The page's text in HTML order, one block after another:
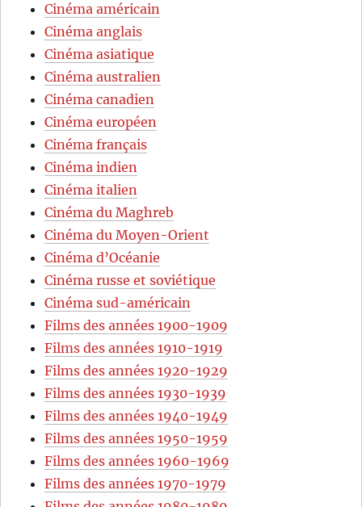
Cinéma américain
Cinéma anglais
Cinéma asiatique
Cinéma australien
Cinéma canadien
Cinéma européen
Cinéma français
Cinéma indien
Cinéma italien
Cinéma du Maghreb
Cinéma du Moyen-Orient
Cinéma d’Océanie
Cinéma russe et soviétique
Cinéma sud-américain
Films des années 1900-1909
Films des années 1910-1919
Films des années 1920-1929
Films des années 1930-1939
Films des années 1940-1949
Films des années 1950-1959
Films des années 1960-1969
Films des années 1970-1979